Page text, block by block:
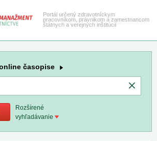
Portál určený zdravotníckym
pracovníkom, právnikom a zamestnancom
štátnych a verejných inštitúcií
časopise
Rozšírené
vyhľadávanie